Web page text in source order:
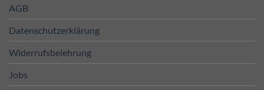
AGB
Datenschutzerklärung
Widerrufsbelehrung
Jobs